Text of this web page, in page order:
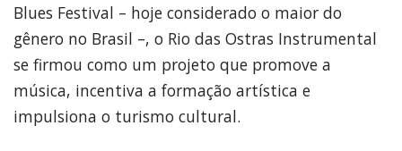
Blues Festival – hoje considerado o maior do
gênero no Brasil –, o Rio das Ostras Instrumental
se firmou como um projeto que promove a
música, incentiva a formação artística e
impulsiona o turismo cultural.